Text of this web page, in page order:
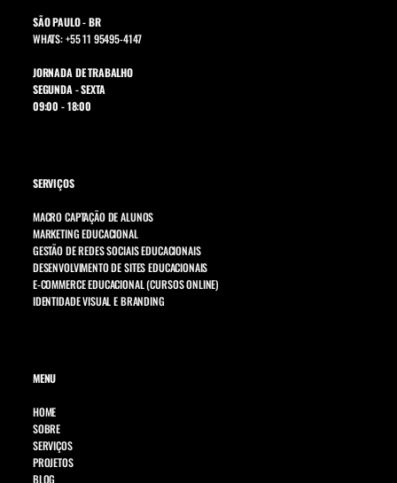
SÃO PAULO - BR
WHATS: +55 11 95495-4147
JORNADA DE TRABALHO
SEGUNDA - SEXTA
09:00 - 18:00
SERVIÇOS
MACRO CAPTAÇÃO DE ALUNOS
MARKETING EDUCACIONAL
GESTÃO DE REDES SOCIAIS EDUCACIONAIS
DESENVOLVIMENTO DE SITES EDUCACIONAIS
E-COMMERCE EDUCACIONAL (CURSOS ONLINE)
IDENTIDADE VISUAL E BRANDING
MENU
HOME
SOBRE
SERVIÇOS
PROJETOS
BLOG